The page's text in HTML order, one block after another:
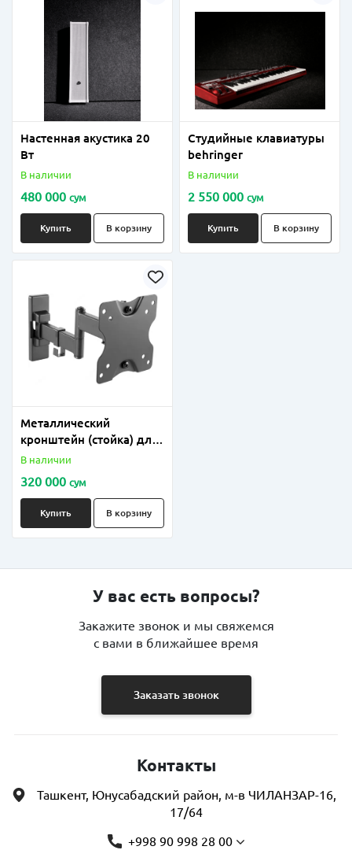
Настенная акустика 20
Вт
В наличии
480 000 сум
Купить В корзину
Студийные клавиатуры
behringer
В наличии
2 550 000 сум
Купить В корзину
Металлический
кронштейн (стойка) для
колонки, ножка до 100
В наличии
320 000 сум
Купить В корзину
У вас есть вопросы?
Закажите звонок и мы свяжемся
с вами в ближайшее время
Заказать звонок
Контакты
Ташкент, Юнусабадский район, м-в ЧИЛАНЗАР-16,
17/64
+998 90 998 28 00